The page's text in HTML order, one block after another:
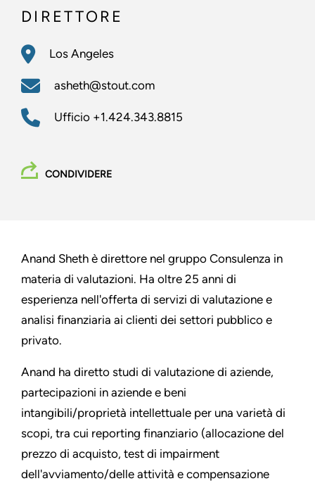
DIRETTORE
Los Angeles
asheth@stout.com
Ufficio +1.424.343.8815
CONDIVIDERE
Anand Sheth è direttore nel gruppo Consulenza in
materia di valutazioni. Ha oltre 25 anni di
esperienza nell'offerta di servizi di valutazione e
analisi finanziaria ai clienti dei settori pubblico e
privato.
Anand ha diretto studi di valutazione di aziende,
partecipazioni in aziende e beni
intangibili/proprietà intellettuale per una varietà di
scopi, tra cui reporting finanziario (allocazione del
prezzo di acquisto, test di impairment
dell'avviamento/delle attività e compensazione